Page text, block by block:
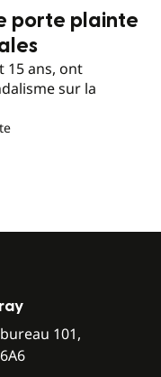
porte plainte
15 ans, ont
sur la
101,